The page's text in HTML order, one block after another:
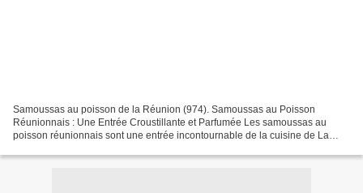
Samoussas au poisson de la Réunion (974). Samoussas au Poisson
Réunionnais : Une Entrée Croustillante et Parfumée Les samoussas au
poisson réunionnais sont une entrée incontournable de la cuisine de La